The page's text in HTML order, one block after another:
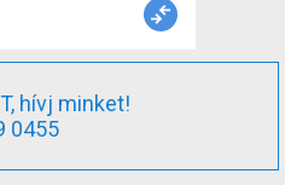
hívj minket!
0455